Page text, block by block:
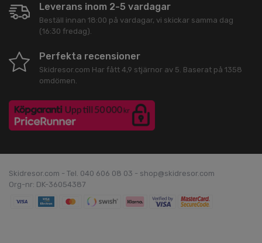
Leverans inom 2-5 vardagar
Beställ innan 18:00 på vardagar, vi skickar samma dag
(16:30 fredag).
Perfekta recensioner
Skidresor.com Har fått 4,9 stjärnor av 5 . Baserat på 1358
omdömen.
Skidresor.com - Tel. 040 606 08 03 - shop@skidresor.com
Org-nr: DK-36054387